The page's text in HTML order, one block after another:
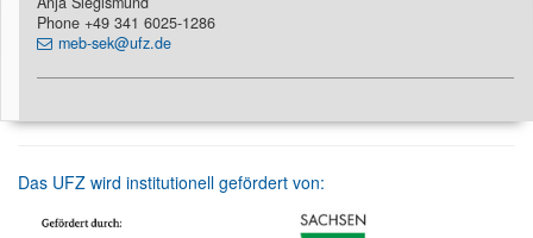
Phone +49 341 6025-1286
meb-sek@ufz.de
Das UFZ wird institutionell gefördert von: